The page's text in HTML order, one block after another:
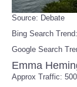
Source: Debate
Bing Search Trend:
Google Search
Emma
Approx Traffic: